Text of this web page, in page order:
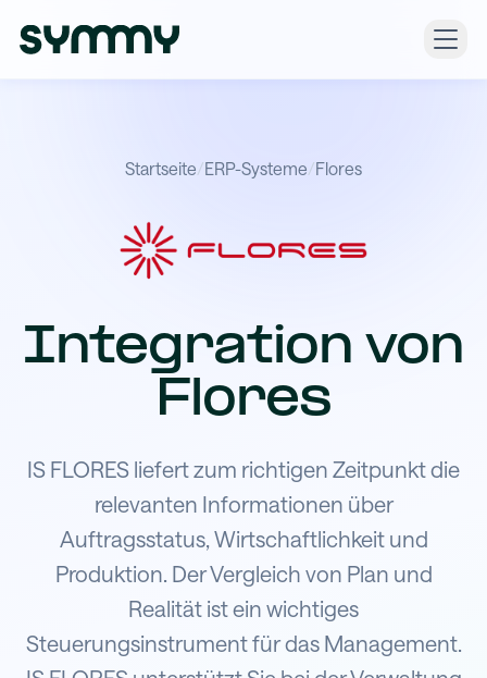
Startseite/ERP-Systeme/Flores
Integration von
Flores
IS FLORES liefert zum richtigen Zeitpunkt die
relevanten Informationen über
Auftragsstatus, Wirtschaftlichkeit und
Produktion. Der Vergleich von Plan und
Realität ist ein wichtiges
Steuerungsinstrument für das Management.